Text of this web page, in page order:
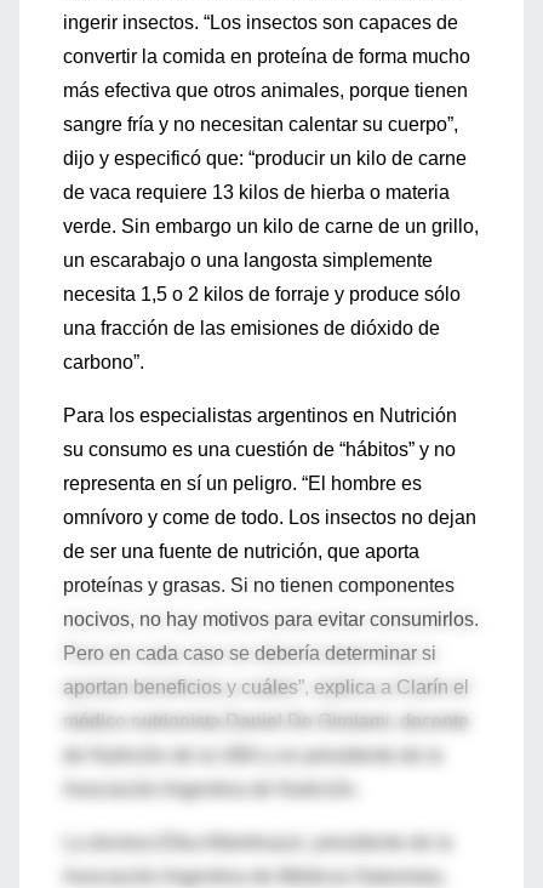
ingerir insectos. “Los insectos son capaces de
convertir la comida en proteína de forma mucho
más efectiva que otros animales, porque tienen
sangre fría y no necesitan calentar su cuerpo”,
dijo y especificó que: “producir un kilo de carne
de vaca requiere 13 kilos de hierba o materia
verde. Sin embargo un kilo de carne de un grillo,
un escarabajo o una langosta simplemente
necesita 1,5 o 2 kilos de forraje y produce sólo
una fracción de las emisiones de dióxido de
carbono”.
Para los especialistas argentinos en Nutrición
su consumo es una cuestión de “hábitos” y no
representa en sí un peligro. “El hombre es
omnívoro y come de todo. Los insectos no dejan
de ser una fuente de nutrición, que aporta
proteínas y grasas. Si no tienen componentes
nocivos, no hay motivos para evitar consumirlos.
Pero en cada caso se debería determinar si
aportan beneficios y cuáles”, explica a Clarín el
médico nutrionista Daniel De Girolami, docente
Asociación Argentina de Nutrición.
Asociación Argentina de Médicos Naturistas,